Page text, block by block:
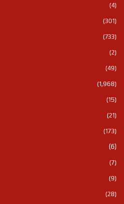
(4)
(301)
(733)
(2)
(49)
(1,968)
(15)
(21)
(173)
(6)
(7)
(9)
(28)